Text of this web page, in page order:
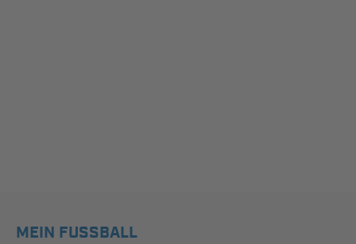
MEIN FUSSBALL